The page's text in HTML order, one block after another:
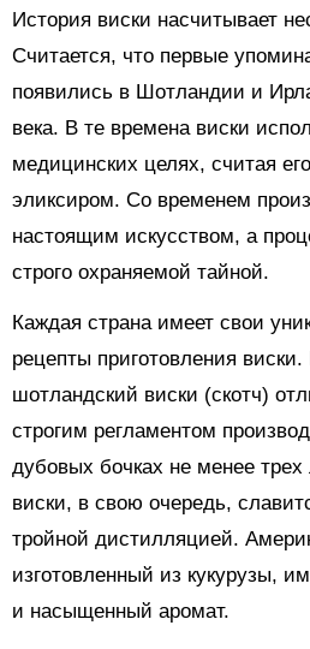
История виски насчитывает
Считается, что первые
появились в Шотландии и
века. В те времена виски
медицинских целях, считая
эликсиром. Со временем
настоящим искусством, а
строго охраняемой тайной.
Каждая страна имеет свои
рецепты приготовления
шотландский виски (скотч)
строгим регламентом
дубовых бочках не менее трех
виски, в свою очередь,
тройной дистилляцией.
изготовленный из кукурузы,
и насыщенный аромат.